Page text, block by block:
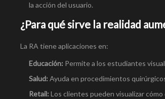
la acción del usuario.
¿Para qué sirve la realidad
La RA tiene aplicaciones en:
Educación: Permite a los estudiantes
Salud: Ayuda en procedimientos
Retail: Los clientes pueden visualizar